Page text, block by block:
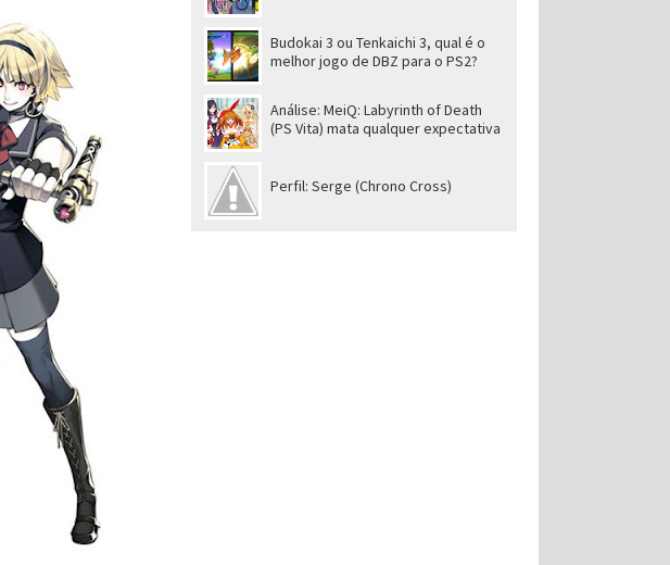
Budokai 3 ou Tenkaichi 3, qual é o
melhor jogo de DBZ para o PS2?
Análise: MeiQ: Labyrinth of Death
(PS Vita) mata qualquer expectativa
Perfil: Serge (Chrono Cross)